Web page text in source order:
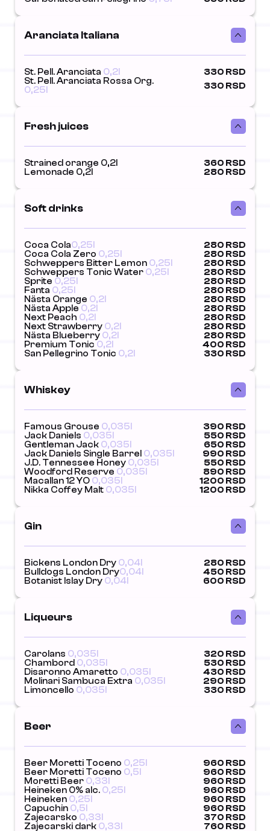
Aranciata Italiana
St. Pell. Aranciata 0,2l
330 RSD
St. Pell. Aranciata Rossa Org.
0,25l
330 RSD
Fresh juices
Strained orange 0,2l
360 RSD
Lemonade 0,2l
280 RSD
Soft drinks
Coca Cola0,25l
280 RSD
Coca Cola Zero 0,25l
280 RSD
Schweppers Bitter Lemon 0,25l
280 RSD
Schweppers Tonic Water 0,25l
280 RSD
Sprite 0,25l
280 RSD
Fanta 0,25l
280 RSD
Nästa Orange 0,2l
280 RSD
Nästa Apple 0,2l
280 RSD
Next Peach 0,2l
280 RSD
Next Strawberry 0,2l
280 RSD
Nästa Blueberry 0,2l
280 RSD
Premium Tonic 0,2l
400 RSD
San Pellegrino Tonic 0,2l 330 RSD
Whiskey
Famous Grouse 0,035l
390 RSD
Jack Daniels 0,035l
550 RSD
Gentleman Jack 0,035l
650 RSD
Jack Daniels Single Barrel 0,035l
990 RSD
J.D. Tennessee Honey 0,035l
550 RSD
Woodford Reserve 0,035l
890 RSD
Macallan 12 YO 0,035l
1200 RSD
Nikka Coffey Malt 0,035l 1200 RSD
Gin
Bickens London Dry 0,04l
280 RSD
Bulldogs London Dry0,04l
450 RSD
Botanist Islay Dry 0,04l 600 RSD
Liqueurs
Carolans 0,035l
320 RSD
Chambord 0,035l
530 RSD
Disaronno Amaretto 0,035l
430 RSD
Molinari Sambuca Extra 0,035l
290 RSD
Limoncello 0,035l 330 RSD
Beer
Beer Moretti Toceno 0,25l
960 RSD
Beer Moretti Toceno 0,5l
960 RSD
Moretti Beer 0,33l
960 RSD
Heineken 0% alc. 0,25l
960 RSD
Heineken 0,25l
960 RSD
Capuchin 0,5l
960 RSD
Zajecarsko 0,33l
370 RSD
Zajecarski dark 0,33l 760 RSD